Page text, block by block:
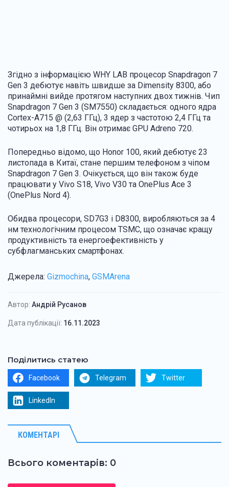
Згідно з інформацією WHY LAB процесор Snapdragon 7
Gen 3 дебютує навіть швидше за Dimensity 8300, або
принаймні вийде протягом наступних двох тижнів. Чип
Snapdragon 7 Gen 3 (SM7550) складається: одного ядра
Cortex-A715 @ (2,63 ГГц), 3 ядер з частотою 2,4 ГГц та
чотирьох на 1,8 ГГц. Він отримає GPU Adreno 720.
Попередньо відомо, що Honor 100, який дебютує 23
листопада в Китаї, стане першим телефоном з чіпом
Snapdragon 7 Gen 3. Очікується, що він також буде
працювати у Vivo S18, Vivo V30 та OnePlus Ace 3
(OnePlus Nord 4).
Обидва процесори, SD7G3 і D8300, виробляються за 4
нм технологічним процесом TSMC, що означає кращу
продуктивність та енергоефективність у
субфлагманських смартфонах.
Джерела: Gizmochina, GSMA rena
Автор: Андрій Русанов
Дата публікації: 16.11.2023
Поділитись статею
Facebook Telegram Twitter
LinkedIn
КОМЕНТАРІ
Всього коментарів: 0